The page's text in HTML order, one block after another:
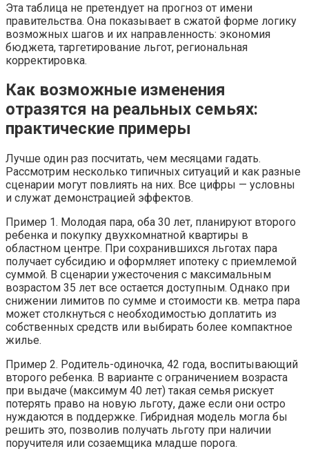
Эта таблица не претендует на прогноз от имени
правительства. Она показывает в сжатой форме логику
возможных шагов и их направленность: экономия
бюджета, таргетирование льгот, региональная
корректировка.
Как возможные изменения
отразятся на реальных семьях:
практические примеры
Лучше один раз посчитать, чем месяцами гадать.
Рассмотрим несколько типичных ситуаций и как разные
сценарии могут повлиять на них. Все цифры — условны
и служат демонстрацией эффектов.
Пример 1. Молодая пара, оба 30 лет, планируют второго
ребенка и покупку двухкомнатной квартиры в
областном центре. При сохранившихся льготах пара
получает субсидию и оформляет ипотеку с приемлемой
суммой. В сценарии ужесточения с максимальным
возрастом 35 лет все остается доступным. Однако при
снижении лимитов по сумме и стоимости кв. метра пара
может столкнуться с необходимостью доплатить из
собственных средств или выбирать более компактное
жилье.
Пример 2. Родитель-одиночка, 42 года, воспитывающий
второго ребенка. В варианте с ограничением возраста
при выдаче (максимум 40 лет) такая семья рискует
потерять право на новую льготу, даже если они остро
нуждаются в поддержке. Гибридная модель могла бы
решить это, позволив получать льготу при наличии
поручителя или созаемщика младше порога.